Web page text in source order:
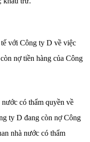
với Công ty D về việc
nợ tiền hàng của Công
có thẩm quyền về
ty D đang còn nợ Công
nhà nước có thẩm